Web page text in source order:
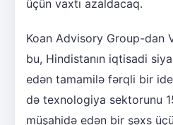
üçün vaxtı azaldacaq.
Koan Advisory Group-dan
bu, Hindistanın iqtisadi
edən tamamilə fərqli bir
də texnologiya sektorunu
müşahidə edən bir şəxs